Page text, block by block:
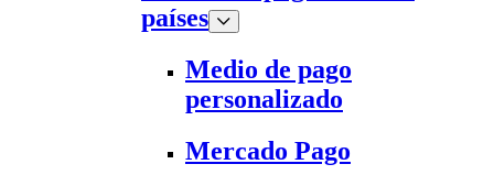
países
Medio de pago
personalizado
Mercado Pago